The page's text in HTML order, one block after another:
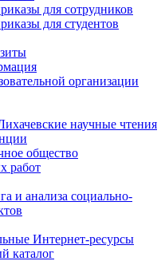
для сотрудников
для студентов
организации
научные чтения
общество
работ
и анализа социально-
Интернет-ресурсы
каталог